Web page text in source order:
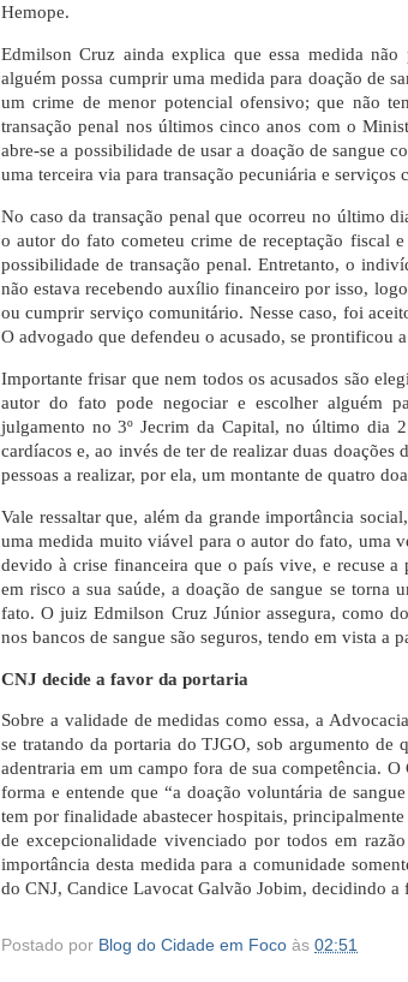
Hemope.
Edmilson Cruz ainda explica que essa medida
alguém possa cumprir uma medida para doação de
um crime de menor potencial ofensivo; que não
transação penal nos últimos cinco anos com o
abre-se a possibilidade de usar a doação de sangue
uma terceira via para transação pecuniária e serviços
No caso da transação penal que ocorreu no último
o autor do fato cometeu crime de receptação fiscal
possibilidade de transação penal. Entretanto, o
não estava recebendo auxílio financeiro por isso,
ou cumprir serviço comunitário. Nesse caso, foi
O advogado que defendeu o acusado, se prontificou
Importante frisar que nem todos os acusados são
autor do fato pode negociar e escolher alguém
julgamento no 3º Jecrim da Capital, no último dia
cardíacos e, ao invés de ter de realizar duas doações
pessoas a realizar, por ela, um montante de quatro
Vale ressaltar que, além da grande importância
uma medida muito viável para o autor do fato, uma
devido à crise financeira que o país vive, e recuse
em risco a sua saúde, a doação de sangue se
fato. O juiz Edmilson Cruz Júnior assegura, como
nos bancos de sangue são seguros, tendo em vista a
CNJ decide a favor da portaria
Sobre a validade de medidas como essa, a
se tratando da portaria do TJGO, sob argumento
adentraria em um campo fora de sua competência.
forma e entende que “a doação voluntária de
tem por finalidade abastecer hospitais,
de excepcionalidade vivenciado por todos em
importância desta medida para a comunidade
do CNJ, Candice Lavocat Galvão Jobim, decidindo a
Postado por Blog do Cidade em Foco às 02:51